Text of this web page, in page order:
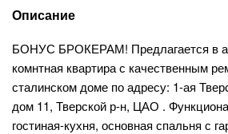
Описание
БОНУС БРОКЕРАМ! Предлагается в
комнтная квартира с качественным
сталинском доме по адресу: 1-ая
дом 11, Тверской р-н, ЦАО .
гостиная-кухня, основная спальня с